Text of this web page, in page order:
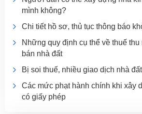
mình không?
Chi tiết hồ sơ, thủ tục thông báo
Những quy định cụ thể về thuế
bán nhà đất
Bị soi thuế, nhiều giao dịch nhà
Các mức phạt hành chính khi xây
có giấy phép